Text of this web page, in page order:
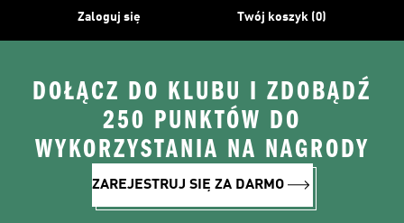
Zaloguj się Twój koszyk (0)
DOŁĄCZ DO KLUBU I ZDOBĄDŹ
250 PUNKTÓW DO
WYKORZYSTANIA NA NAGRODY
ZAREJESTRUJ SIĘ ZA DARMO